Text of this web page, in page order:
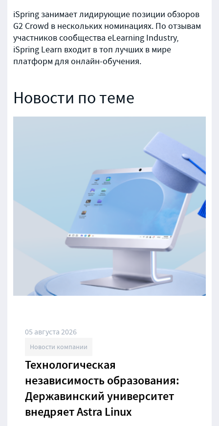
iSpring занимает лидирующие позиции обзоров
G2 Crowd в нескольких номинациях. По отзывам
участников сообщества eLearning Industry,
iSpring Learn входит в топ лучших в мире
платформ для онлайн-обучения.
Новости по теме
05 августа 2026
Новости компании
Технологическая
независимость образования:
Державинский университет
внедряет Astra Linux